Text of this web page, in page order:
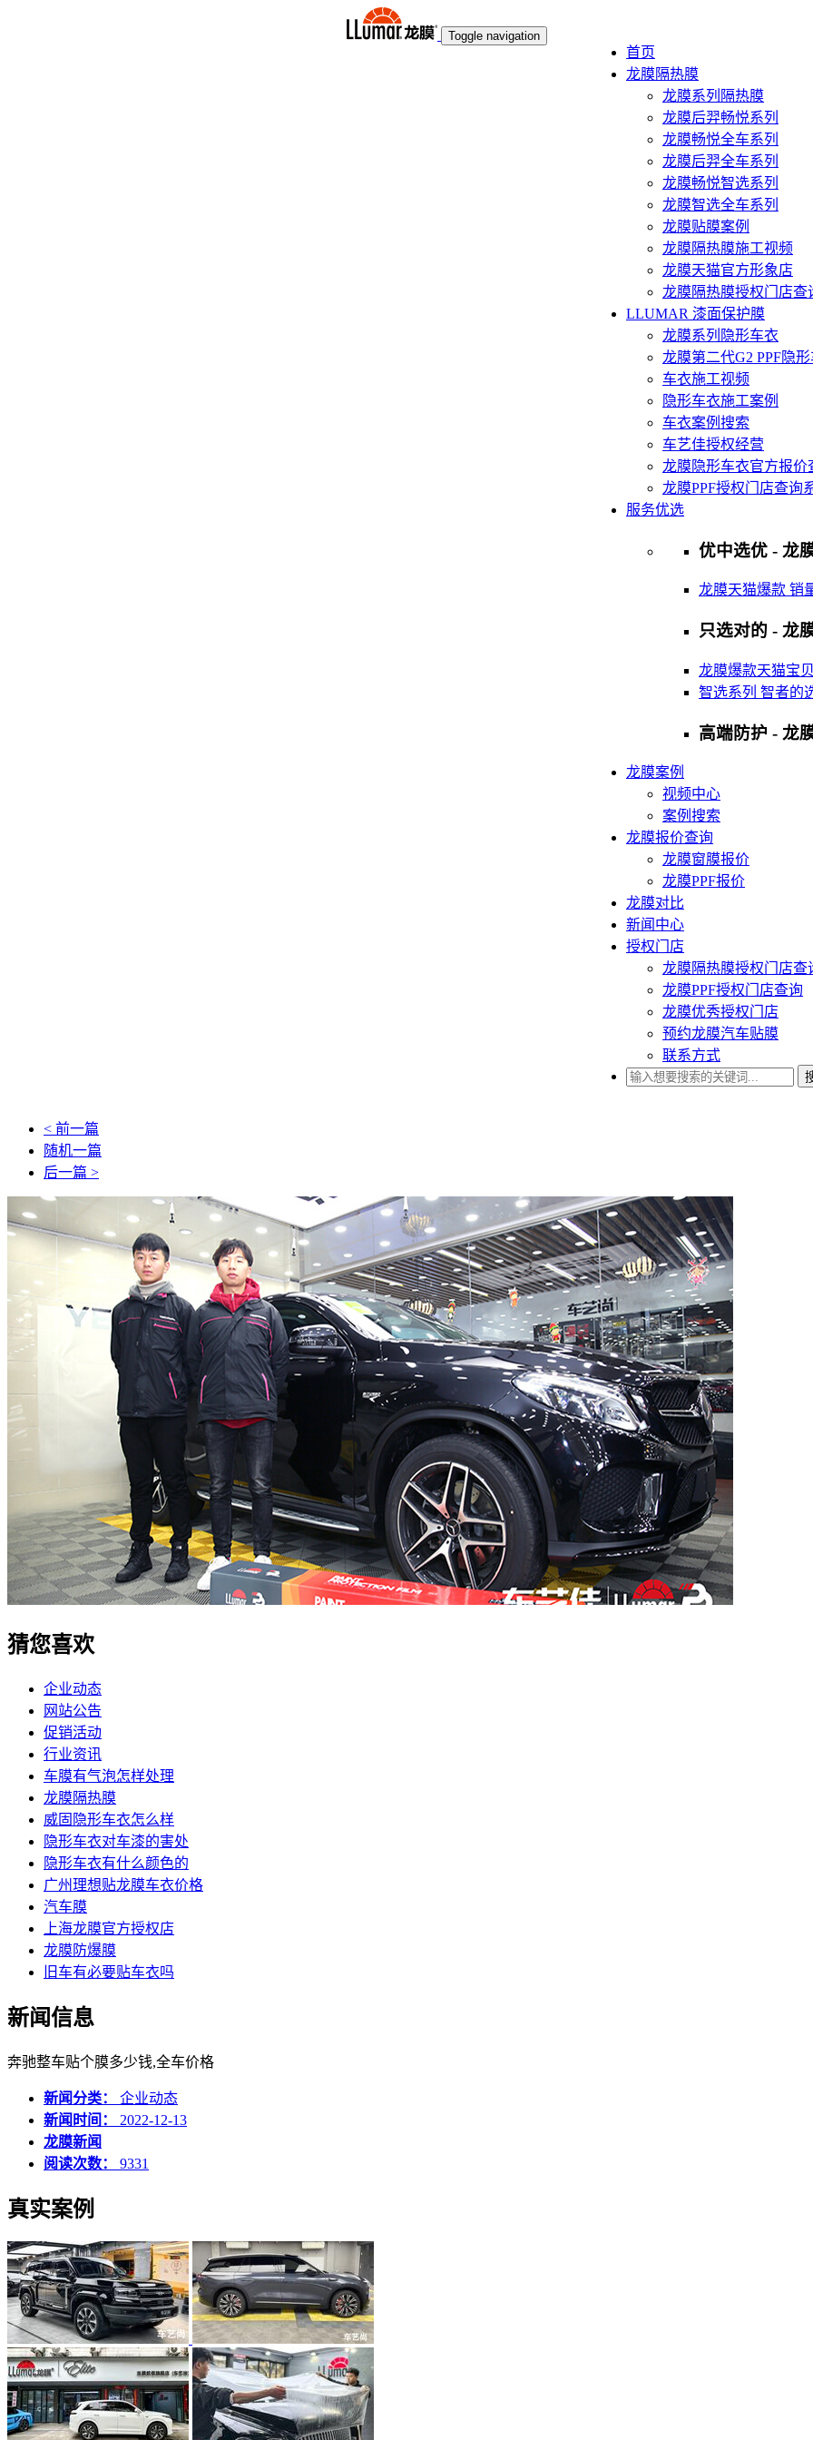
Toggle navigation
首页
龙膜隔热膜
龙膜系列隔热膜
龙膜后羿畅悦系列
龙膜畅悦全车系列
龙膜后羿全车系列
龙膜畅悦智选系列
龙膜智选全车系列
龙膜贴膜案例
龙膜隔热膜施工视频
龙膜天猫官方形象店
龙膜隔热膜授权门店查
LLUMAR 漆面保护膜
龙膜系列隐形车衣
龙膜第二代G2 PPF隐
车衣施工视频
隐形车衣施工案例
车衣案例搜索
车艺佳授权经营
龙膜隐形车衣官方报价
龙膜PPF授权门店查询
服务优选
优中选优 - 龙
龙膜天猫爆款 销
只选对的 - 龙
龙膜爆款天猫宝
智选系列 智者的
高端防护 - 龙
龙膜案例
视频中心
案例搜索
龙膜报价查询
龙膜窗膜报价
龙膜PPF报价
龙膜对比
新闻中心
授权门店
龙膜隔热膜授权门店查
龙膜PPF授权门店查询
龙膜优秀授权门店
预约龙膜汽车贴膜
联系方式
< 前一篇
随机一篇
后一篇 >
猜您喜欢
企业动态
网站公告
促销活动
行业资讯
车膜有气泡怎样处理
龙膜隔热膜
威固隐形车衣怎么样
隐形车衣对车漆的害处
隐形车衣有什么颜色的
广州理想贴龙膜车衣价格
汽车膜
上海龙膜官方授权店
龙膜防爆膜
旧车有必要贴车衣吗
新闻信息
奔驰整车贴个膜多少钱,全车价格
新闻分类： 企业动态
新闻时间： 2022-12-13
龙膜新闻
阅读次数： 9331
真实案例